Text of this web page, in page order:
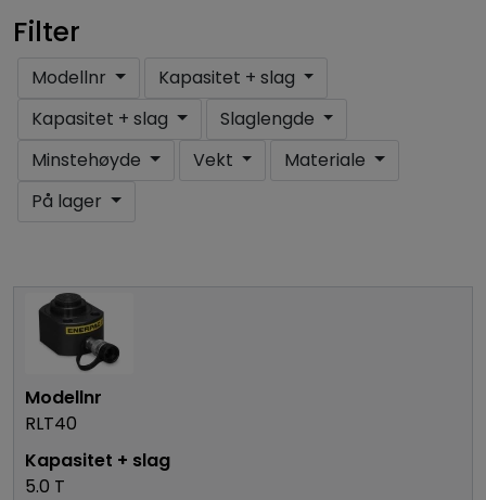
Filter
Modellnr
Kapasitet + slag
Kapasitet + slag
Slaglengde
Minstehøyde
Vekt
Materiale
På lager
RLT40
5.0 T